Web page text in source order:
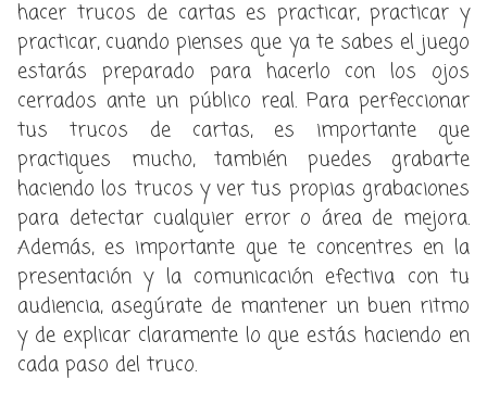
hacer trucos de cartas es practicar, practicar y
practicar, cuando pienses que ya te sabes el juego
estarás preparado para hacerlo con los ojos
cerrados ante un público real. Para perfeccionar
tus trucos de cartas, es importante que
practiques mucho, también puedes grabarte
haciendo los trucos y ver tus propias grabaciones
para detectar cualquier error o área de mejora.
Además, es importante que te concentres en la
presentación y la comunicación efectiva con tu
audiencia, asegúrate de mantener un buen ritmo
y de explicar claramente lo que estás haciendo en
cada paso del truco.